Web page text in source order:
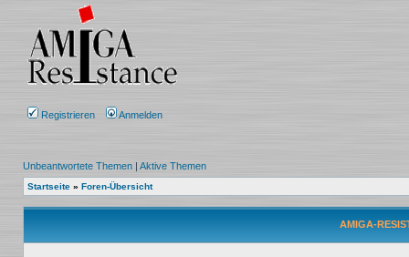
Registrieren Anmelden
Unbeantwortete Themen | Aktive Themen
Startseite » Foren-Übersicht
AMIGA-